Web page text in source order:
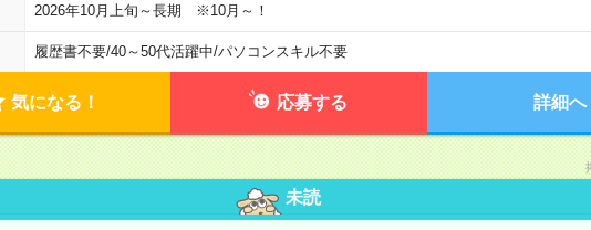
2026年10月上旬～長期 ※10月～！
履歴書不要/40～50代活躍中/パソコンスキル不要
気になる！ 応募する 詳細へ
未読